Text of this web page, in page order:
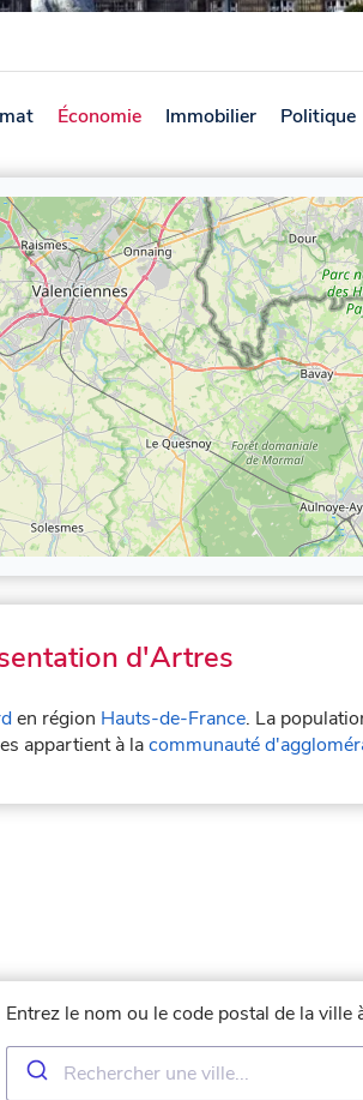
Économie Immobilier Politique
d'Artres
en région Hauts-de-France. La
appartient à lacommunauté
Entrez le nom ou le code postal de la